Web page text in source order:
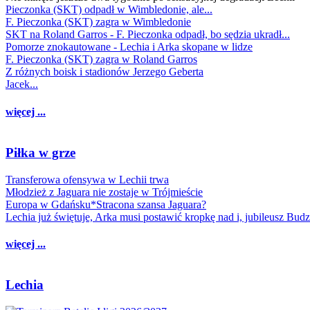
Pieczonka (SKT) odpadł w Wimbledonie, ale...
F. Pieczonka (SKT) zagra w Wimbledonie
SKT na Roland Garros - F. Pieczonka odpadł, bo sędzia ukradł...
Pomorze znokautowane - Lechia i Arka skopane w lidze
F. Pieczonka (SKT) zagra w Roland Garros
Z różnych boisk i stadionów Jerzego Geberta
Jacek...
więcej ...
Piłka w grze
Transferowa ofensywa w Lechii trwa
Młodzież z Jaguara nie zostaje w Trójmieście
Europa w Gdańsku*Stracona szansa Jaguara?
Lechia już świętuje, Arka musi postawić kropkę nad i, jubileusz
więcej ...
Lechia